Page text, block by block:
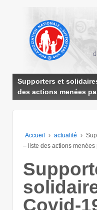
CONTENU
PRINCIPAL
Supporters et
des actions menées
Accueil › actualité ›
– liste des actions
Covid-